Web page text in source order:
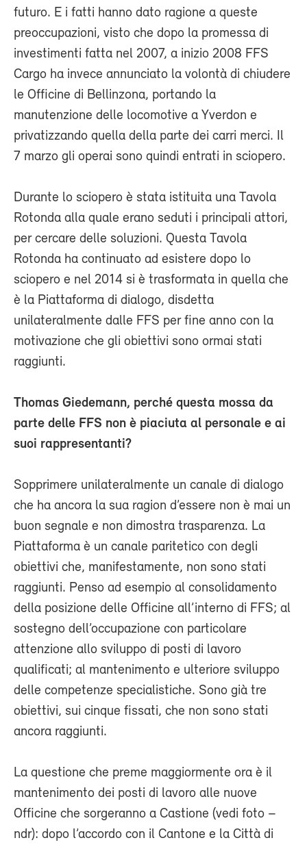
futuro. E i fatti hanno dato ragione a queste
preoccupazioni, visto che dopo la promessa di
investimenti fatta nel 2007, a inizio 2008 FFS
Cargo ha invece annunciato la volontà di chiudere
le Officine di Bellinzona, portando la
manutenzione delle locomotive a Yverdon e
privatizzando quella della parte dei carri merci. Il
7 marzo gli operai sono quindi entrati in sciopero.
Durante lo sciopero è stata istituita una Tavola
Rotonda alla quale erano seduti i principali attori,
per cercare delle soluzioni. Questa Tavola
Rotonda ha continuato ad esistere dopo lo
sciopero e nel 2014 si è trasformata in quella che
è la Piattaforma di dialogo, disdetta
unilateralmente dalle FFS per fine anno con la
motivazione che gli obiettivi sono ormai stati
raggiunti.
Thomas Giedemann, perché questa mossa da
parte delle FFS non è piaciuta al personale e ai
suoi rappresentanti?
Sopprimere unilateralmente un canale di dialogo
che ha ancora la sua ragion d’essere non è mai un
buon segnale e non dimostra trasparenza. La
Piattaforma è un canale paritetico con degli
obiettivi che, manifestamente, non sono stati
raggiunti. Penso ad esempio al consolidamento
della posizione delle Officine all’interno di FFS; al
sostegno dell’occupazione con particolare
attenzione allo sviluppo di posti di lavoro
qualificati; al mantenimento e ulteriore sviluppo
delle competenze specialistiche. Sono già tre
obiettivi, sui cinque fissati, che non sono stati
ancora raggiunti.
La questione che preme maggiormente ora è il
mantenimento dei posti di lavoro alle nuove
Officine che sorgeranno a Castione (vedi foto –
ndr): dopo l’accordo con il Cantone e la Città di